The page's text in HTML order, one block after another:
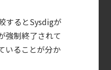
するとSysdigが
強制終了されて
いることが分か